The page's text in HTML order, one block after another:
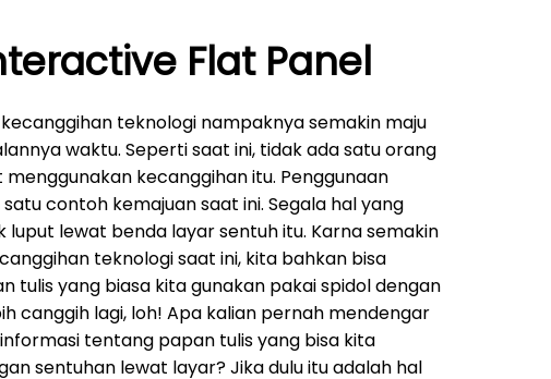
Flat Panel
teknologi nampaknya semakin maju
waktu. Seperti saat ini, tidak ada satu orang
kecanggihan itu. Penggunaan
contoh kemajuan saat ini. Segala hal yang
luput lewat benda layar sentuh itu. Karna semakin
teknologi saat ini, kita bahkan bisa
tulis yang biasa kita gunakan pakai spidol dengan
canggih lagi, loh! Apa kalian pernah mendengar
tentang papan tulis yang bisa kita
sentuhan lewat layar? Jika dulu itu adalah hal